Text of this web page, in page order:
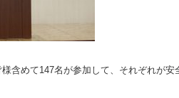
含めて147名が参加して、それぞれが